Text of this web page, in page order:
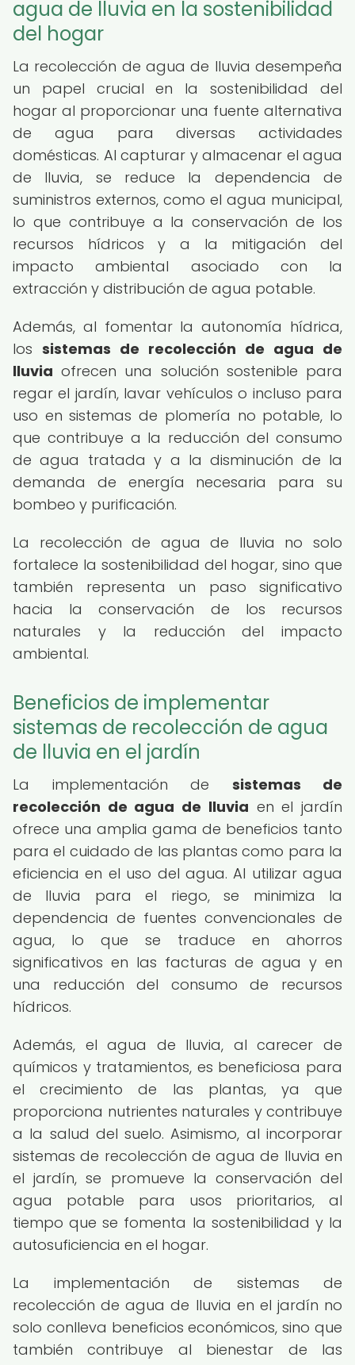
agua de lluvia en la sostenibilidad
del hogar
La recolección de agua de lluvia desempeña
un papel crucial en la sostenibilidad del
hogar al proporcionar una fuente alternativa
de agua para diversas actividades
domésticas. Al capturar y almacenar el agua
de lluvia, se reduce la dependencia de
suministros externos, como el agua municipal,
lo que contribuye a la conservación de los
recursos hídricos y a la mitigación del
impacto ambiental asociado con la
extracción y distribución de agua potable.
Además, al fomentar la autonomía hídrica,
los sistemas de recolección de agua de
lluvia ofrecen una solución sostenible para
regar el jardín, lavar vehículos o incluso para
uso en sistemas de plomería no potable, lo
que contribuye a la reducción del consumo
de agua tratada y a la disminución de la
demanda de energía necesaria para su
bombeo y purificación.
La recolección de agua de lluvia no solo
fortalece la sostenibilidad del hogar, sino que
también representa un paso significativo
hacia la conservación de los recursos
naturales y la reducción del impacto
ambiental.
Beneficios de implementar
sistemas de recolección de agua
de lluvia en el jardín
La implementación de sistemas de
recolección de agua de lluvia en el jardín
ofrece una amplia gama de beneficios tanto
para el cuidado de las plantas como para la
eficiencia en el uso del agua. Al utilizar agua
de lluvia para el riego, se minimiza la
dependencia de fuentes convencionales de
agua, lo que se traduce en ahorros
significativos en las facturas de agua y en
una reducción del consumo de recursos
hídricos.
Además, el agua de lluvia, al carecer de
químicos y tratamientos, es beneficiosa para
el crecimiento de las plantas, ya que
proporciona nutrientes naturales y contribuye
a la salud del suelo. Asimismo, al incorporar
sistemas de recolección de agua de lluvia en
el jardín, se promueve la conservación del
agua potable para usos prioritarios, al
tiempo que se fomenta la sostenibilidad y la
autosuficiencia en el hogar.
La implementación de sistemas de
recolección de agua de lluvia en el jardín no
solo conlleva beneficios económicos, sino que
también contribuye al bienestar de las